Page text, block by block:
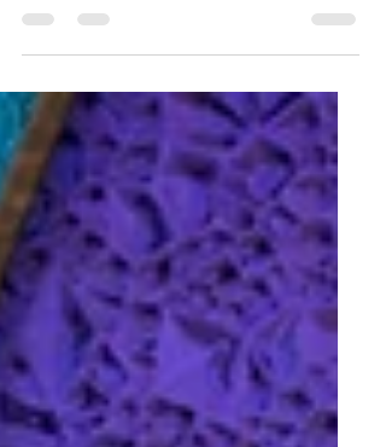
A identidade antiga não refletia os
conceitos de PARCERIA, PRECISÃO E
EXPERTISE. Refizemos tudo para trazer
mais humanidade, leveza e verdade à
marca.